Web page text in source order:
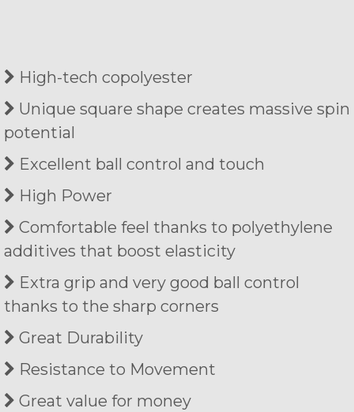
High-tech copolyester
Unique square shape creates massive spin
potential
Excellent ball control and touch
High Power
Comfortable feel thanks to polyethylene
additives that boost elasticity
Extra grip and very good ball control
thanks to the sharp corners
Great Durability
Resistance to Movement
Great value for money